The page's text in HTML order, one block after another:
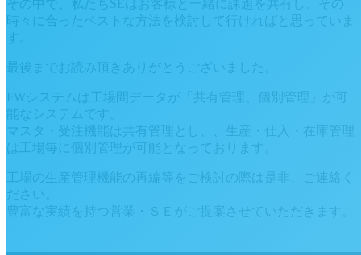
その中で、私たちSEはお客様と一緒に課題を共有し、その
時々に合ったベストな方法を検討して行ければと思っていま
す。
最後までお読み頂きありがとうございました。
FWシステムは工場間データが「共有管理、個別管理」が可
能なシステムです。
マスタ・受注機能は共有管理とし、、生産・仕入・在庫管理
は工場毎に個別管理が可能となっております。
工場の生産管理機能の再編等をご検討の際は是非、ご連絡く
ださい。
豊富な実績を持つ営業・ＳＥがご提案させていただきます。